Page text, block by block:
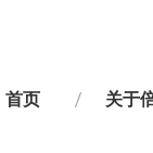
首页 关于